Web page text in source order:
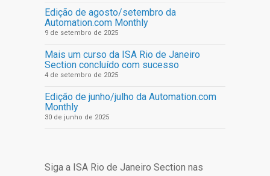
Edição de agosto/setembro da
Automation.com Monthly
9 de setembro de 2025
Mais um curso da ISA Rio de Janeiro
Section concluído com sucesso
4 de setembro de 2025
Edição de junho/julho da Automation.com
Monthly
30 de junho de 2025
Siga a ISA Rio de Janeiro Section nas